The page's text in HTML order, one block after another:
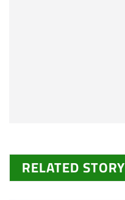
RELATED STORY